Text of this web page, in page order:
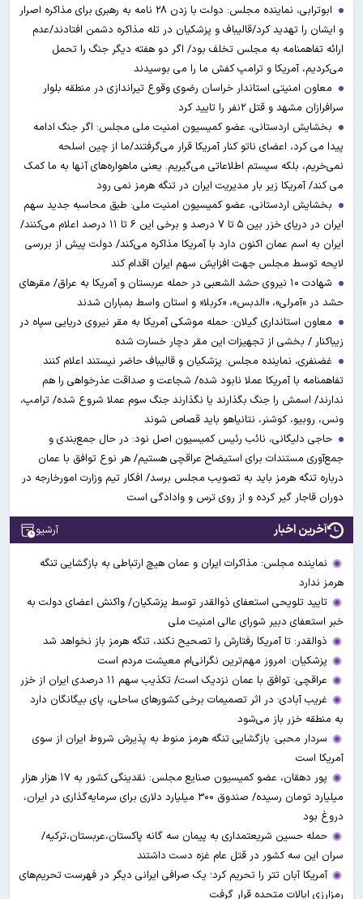
ابوترابی، نماینده مجلس: دولت با زدن ۲۸ نامه به رهبری برای مذاکره اصرار
و ایشان را تهدید کرد/قالیباف و پزشکیان در تله مذاکره دشمن افتادند/عدم
ارائه تفاهمنامه به مجلس تخلف بود/ اگر دو هفته دیگر جنگ را تحمل
می‌کردیم، آمریکا و ترامپ کفش ما را می بوسیدند
معاون امنیتی استاندار خراسان رضوی وقوع تیراندازی در منطقه بلوار
سرافرازان مشهد و قتل ۲نفر را تایید کرد
بخشایش اردستانی، عضو کمیسیون امنیت ملی مجلس: اگر جنگ ادامه
پیدا می کرد، اعضای ناتو کنار آمریکا قرار می‌گرفتند/ما از چین اسلحه
نمی‌خریم، بلکه سیستم اطلاعاتی می‌گیریم. یعنی ماهواره‌های آنها به ما کمک
می کند/ آمریکا زیر بار مدیریت ایران در تنگه هرمز نمی رود
بخشایش اردستانی، عضو کمیسیون امنیت ملی: طبق محاسبه جدید سهم
ایران در دریای خزر بین ۵ تا ۷ درصد و برخی این ۶ تا ۱۱ درصد اعلام می‌کنند/
ایران به اسم عمان اکنون دارد با آمریکا مذاکره می‌کند/ دولت پیش از بررسی
لایحه توسط مجلس جهت افزایش سهم ایران اقدام کند
شهادت ۱۰ نیروی حشد الشعبی در حمله عربستان و آمریکا به عراق/ مقرهای
حشد در »آمرلی»، «الدبس»، «کربلا« و استان واسط بمباران شدند
معاون استانداری گیلان: حمله موشکی آمریکا به مقر نیروی دریایی سپاه در
زیباکنار / بخشی از تجهیزات این مقر دچار خسارت شده
غضنفری، نماینده مجلس: پزشکیان و قالیباف حاضر نیستند اعلام کنند
تفاهمنامه با آمریکا عملا نابود شده/ شجاعت و صداقت عذرخواهی را هم
ندارند/ اسمش را جنگ بگذارند یا نگذارند جنگ سوم عملا شروع شده/ ترامپ،
ونس، روبیو، کوشنر، نتانیاهو باید قصاص شوند
حاجی دلیگانی، نائب رئیس کمیسیون اصل نود: در حال جمع‌بندی و
جمع‌آوری مستندات برای استیضاح عراقچی هستیم/ هر نوع توافق با عمان
درباره تنگه هرمز باید به تصویب مجلس برسد/ افکار تیم وزارت امورخارجه در
دوران قاجار گیر کرده و از روی ترس و وادادگی است
آخرین اخبار آرشیو
نماینده مجلس: مذاکرات ایران و عمان هیچ ارتباطی به بازگشایی تنگه
هرمز ندارد
تایید تلویحی استعفای ذوالقدر توسط پزشکیان/ واکنش اعضای دولت به
خبر استعفای دبیر شورای عالی امنیت ملی
ذوالقدر: تا آمریکا رفتارش را تصحیح نکند، تنگه هرمز باز نخواهد شد
پزشکیان: امروز مهم‌ترین نگرانی‌ام معیشت مردم است
عراقچی: توافق با عمان نزدیک است/ تکذیب سهم ۱۱ درصدی ایران از خزر
غریب آبادی: در اثر تصمیمات برخی کشورهای ساحلی، پای بیگانگان دارد
به منطقه خزر باز می‌شود
سردار محبی: بازگشایی تنگه هرمز منوط به پذیرش شروط ایران از سوی
آمریکا است
پور دهقان، عضو کمیسیون صنایع مجلس: نقدینگی کشور به ۱۷ هزار هزار
میلیارد تومان رسیده/ صندوق ۳۰۰ میلیارد دلاری برای سرمایه‌گذاری در ایران،
دروغ بود
حمله حسین شریعتمداری به پیمان سه گانه پاکستان،عربستان،ترکیه/
سران این سه کشور در قتل عام غزه دست داشتند
آمریکا آبان تتر را تحریم کرد؛ یک صرافی ایرانی دیگر در فهرست تحریم‌های
رمزارزی ایالات متحده قرار گرفت